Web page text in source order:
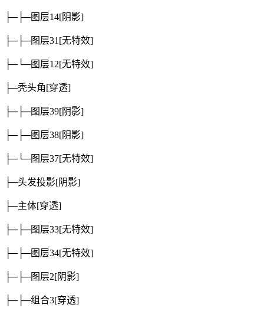
├─├─图层14[阴影]
├─├─图层31 [无特效]
├─└─图层12[无特效]
├─秃头角[穿透]
├─├─图层39[阴影]
├─├─图层38[阴影]
├─└─图层37[无特效]
├─头发投影[阴影]
├─主体[穿透]
├─├─图层33[无特效]
├─├─图层34[无特效]
├─├─图层2[阴影]
├─├─组合3[穿透]